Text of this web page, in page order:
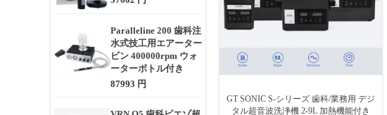
Paralleline 200 歯科注
水式技工用エアーター
ビン 400000rpm ウォ
ーターボトル付き
87993 円
GT SONIC S-シリーズ 歯科/業務用 デジ
タル超音波洗浄機 2-9L 加熱機能付き